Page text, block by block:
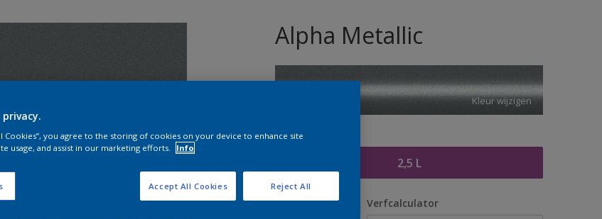
Alpha Metallic
RVS
Kleur wijzigen
Grootte
2,5 L
Aantal Verfcalculator
Cookies”, you agree to the storing of cookies on your device to enhance site
usage, and assist in our marketing efforts.
Info
Reject All
Accept All Cookies